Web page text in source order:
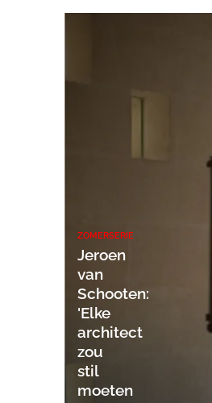
ZOMERSERIE
Jeroen
van
Schooten:
'Elke
architect
zou
stil
moeten